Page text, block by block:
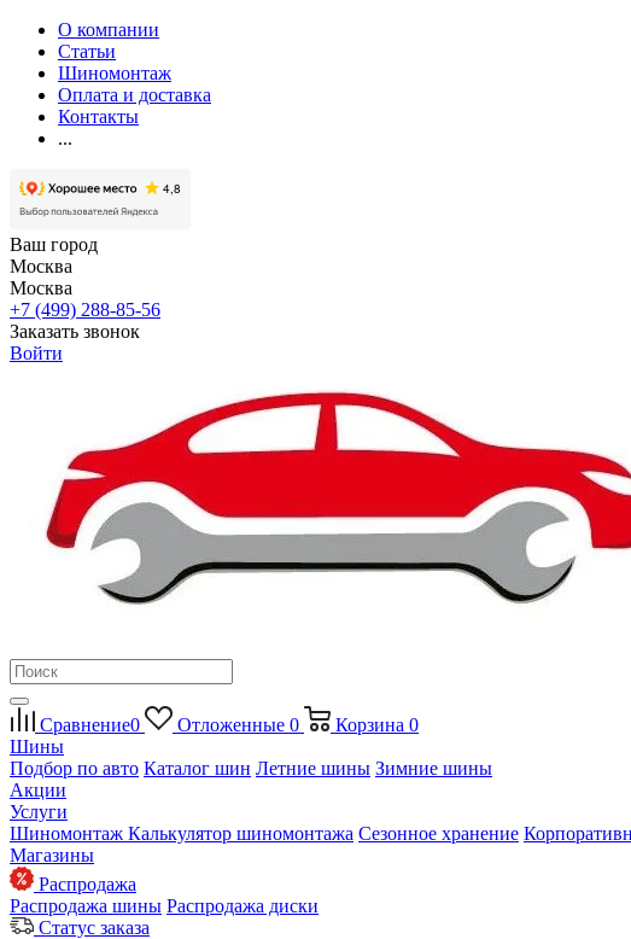
О компании
Статьи
Шиномонтаж
Оплата и доставка
Контакты
...
Ваш город
Москва
Москва
+7 (499) 288-85-56
Заказать звонок
Войти
Сравнение0 Отложенные 0 Корзина 0
Шины
Подбор по авто Каталог шин Летние шины Зимние шины
Акции
Услуги
Шиномонтаж Калькулятор шиномонтажа Сезонное хранение
Магазины
Распродажа
Распродажа шины Распродажа диски
Статус заказа